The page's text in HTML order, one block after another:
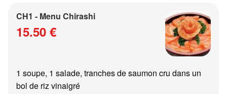
CH1 - Menu Chirashi
15.50 €
1 soupe, 1 salade, tranches de saumon cru dans un
bol de riz vinaigré